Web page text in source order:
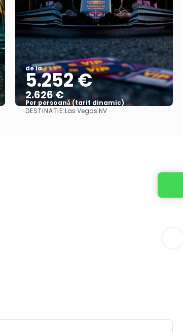
de la
5.252 €
2.626 €
Per persoană (tarif dinamic)
Vezi mai multe
DESTINAȚIE:Las Vegas NV